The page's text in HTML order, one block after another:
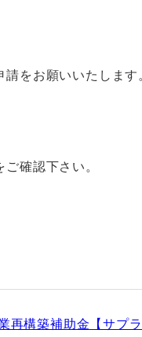
をお願いいたします。
ご確認下さい。
再構築補助金【サプ